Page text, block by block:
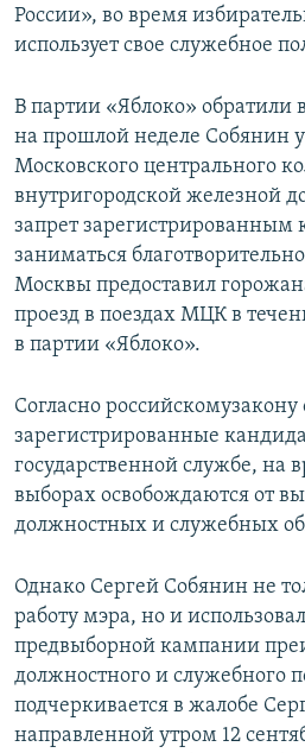
России», во время
использует свое служебное
В партии «Яблоко» обратили
на прошлой неделе Собянин
Московского центрального
внутригородской железной
запрет зарегистрированным
заниматься
Москвы предоставил
проезд в поездах МЦК в
в партии «Яблоко».
Согласно российскомузакону
зарегистрированные
государственной службе, на
выборах освобождаются от
должностных и служебных
Однако Сергей Собянин не
работу мэра, но и
предвыборной кампании
должностного и служебного
подчеркивается в жалобе
направленной утром 12